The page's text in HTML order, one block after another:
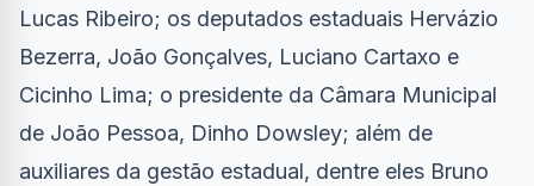
Lucas Ribeiro; os deputados estaduais Hervázio
Bezerra, João Gonçalves, Luciano Cartaxo e
Cicinho Lima; o presidente da Câmara Municipal
de João Pessoa, Dinho Dowsley; além de
auxiliares da gestão estadual, dentre eles Bruno